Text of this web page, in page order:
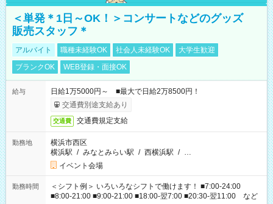
＜単発＊1日～OK！＞コンサートなどのグッズ
販売スタッフ＊
アルバイト 職種未経験OK 社会人未経験OK
大学生歓迎
ブランクOK
WEB登録・面接OK
給与
日給1万5000円～ ■最大で日給2万8500円！
交通費別途支給あり
交通費 交通費規定支給
勤務地
横浜市西区
横浜駅 / みなとみらい駅 / 西横浜駅 / …
イベント会場
勤務時間
＜シフト例＞ いろいろなシフトで働けます！ ■7:00-24:00
■8:00-21:00 ■9:00-21:00 ■18:00-翌7:00 ■20:30-翌11:00 など